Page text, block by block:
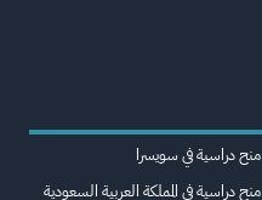
منح دراسية في سويسرا
منح دراسية في المملكة العربية السعودية